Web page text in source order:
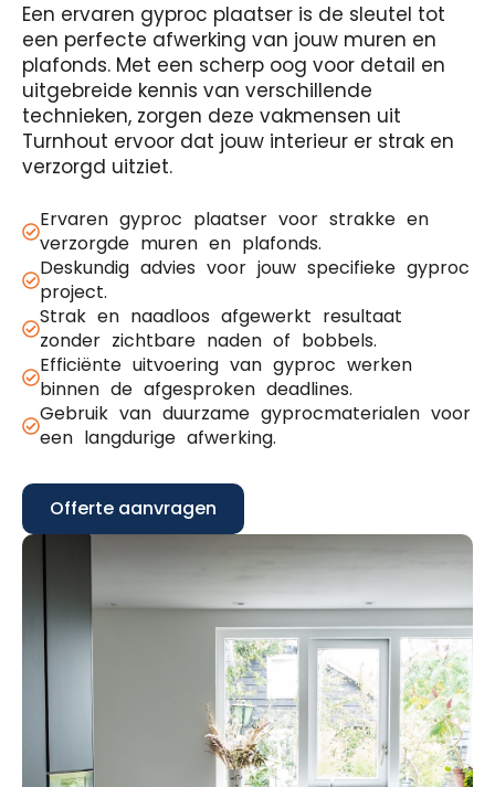
Een ervaren gyproc plaatser is de sleutel tot
een perfecte afwerking van jouw muren en
plafonds. Met een scherp oog voor detail en
uitgebreide kennis van verschillende
technieken, zorgen deze vakmensen uit
Turnhout ervoor dat jouw interieur er strak en
verzorgd uitziet.
Ervaren gyproc plaatser voor strakke en
verzorgde muren en plafonds.
Deskundig advies voor jouw specifieke gyproc
project.
Strak en naadloos afgewerkt resultaat
zonder zichtbare naden of bobbels.
Efficiënte uitvoering van gyproc werken
binnen de afgesproken deadlines.
Gebruik van duurzame gyprocmaterialen voor
een langdurige afwerking.
Offerte aanvragen